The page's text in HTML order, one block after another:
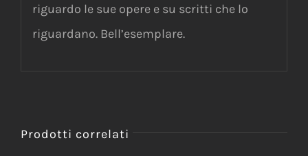
riguardo le sue opere e su scritti che lo
riguardano. Bell’esemplare.
Prodotti correlati